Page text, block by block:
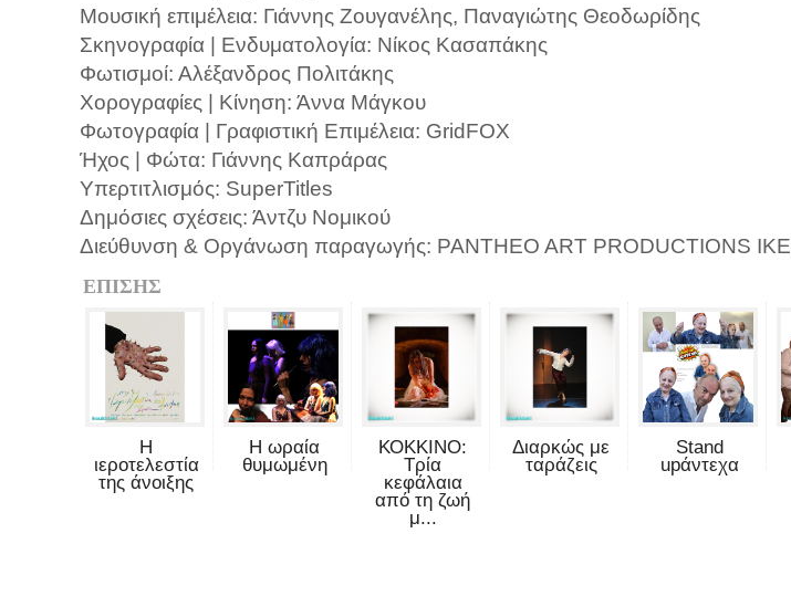
Μουσική επιμέλεια: Γιάννης Ζουγανέλης, Παναγιώτης Θεοδωρίδης
Σκηνογραφία | Ενδυματολογία: Νίκος Κασαπάκης
Φωτισμοί: Αλέξανδρος Πολιτάκης
Χορογραφίες | Κίνηση: Άννα Μάγκου
Φωτογραφία | Γραφιστική Επιμέλεια: GridFOX
Ήχος | Φώτα: Γιάννης Καπράρας
Υπερτιτλισμός: SuperTitles
Δημόσιες σχέσεις: Άντζυ Νομικού
Διεύθυνση & Οργάνωση παραγωγής: PANTHEO ART PRODUCTIONS ΙΚΕ
ΕΠΙΣΗΣ
Η
ιεροτελεστία
της άνοιξης
Η ωραία
θυμωμένη
ΚΟΚΚΙΝΟ:
Τρία
κεφάλαια
από τη ζωή
μ...
Διαρκώς με
ταράζεις
Stand
upάντεχα